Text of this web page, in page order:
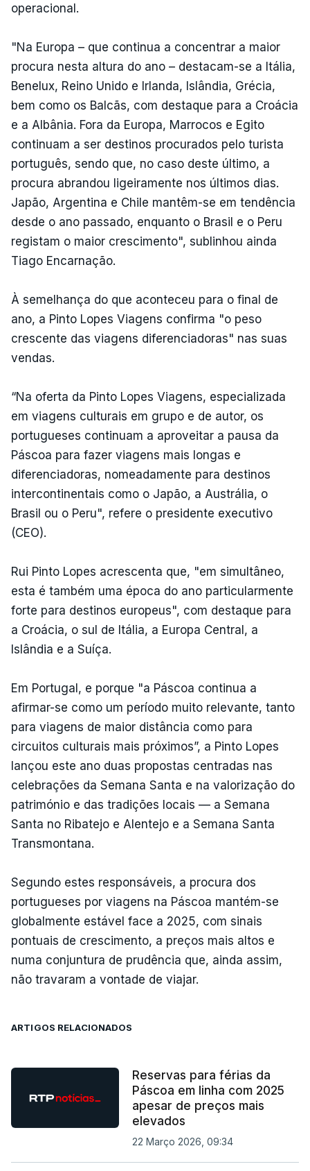
operacional.
"Na Europa – que continua a concentrar a maior
procura nesta altura do ano – destacam-se a Itália,
Benelux, Reino Unido e Irlanda, Islândia, Grécia,
bem como os Balcãs, com destaque para a Croácia
e a Albânia. Fora da Europa, Marrocos e Egito
continuam a ser destinos procurados pelo turista
português, sendo que, no caso deste último, a
procura abrandou ligeiramente nos últimos dias.
Japão, Argentina e Chile mantêm-se em tendência
desde o ano passado, enquanto o Brasil e o Peru
registam o maior crescimento", sublinhou ainda
Tiago Encarnação.
À semelhança do que aconteceu para o final de
ano, a Pinto Lopes Viagens confirma "o peso
crescente das viagens diferenciadoras" nas suas
vendas.
“Na oferta da Pinto Lopes Viagens, especializada
em viagens culturais em grupo e de autor, os
portugueses continuam a aproveitar a pausa da
Páscoa para fazer viagens mais longas e
diferenciadoras, nomeadamente para destinos
intercontinentais como o Japão, a Austrália, o
Brasil ou o Peru", refere o presidente executivo
(CEO).
Rui Pinto Lopes acrescenta que, "em simultâneo,
esta é também uma época do ano particularmente
forte para destinos europeus", com destaque para
a Croácia, o sul de Itália, a Europa Central, a
Islândia e a Suíça.
Em Portugal, e porque "a Páscoa continua a
afirmar-se como um período muito relevante, tanto
para viagens de maior distância como para
circuitos culturais mais próximos”, a Pinto Lopes
lançou este ano duas propostas centradas nas
celebrações da Semana Santa e na valorização do
património e das tradições locais — a Semana
Santa no Ribatejo e Alentejo e a Semana Santa
Transmontana.
Segundo estes responsáveis, a procura dos
portugueses por viagens na Páscoa mantém-se
globalmente estável face a 2025, com sinais
pontuais de crescimento, a preços mais altos e
numa conjuntura de prudência que, ainda assim,
não travaram a vontade de viajar.
ARTIGOS RELACIONADOS
Reservas para férias da
Páscoa em linha com 2025
apesar de preços mais
elevados
22 Março 2026, 09:34